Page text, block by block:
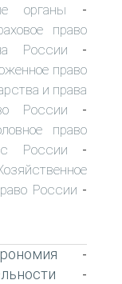
органы -
право
России -
право
и права
России -
право
России -
России -
-
-